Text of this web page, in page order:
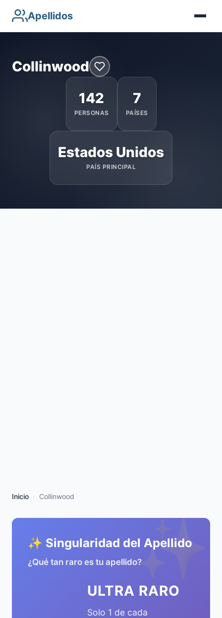
Apellidos
Collinwood
142
PERSONAS
7
PAÍSES
Estados Unidos
PAÍS PRINCIPAL
Inicio Collinwood
✨
✨ Singularidad del Apellido
¿Qué tan raro es tu apellido?
ULTRA RARO
Solo 1 de cada